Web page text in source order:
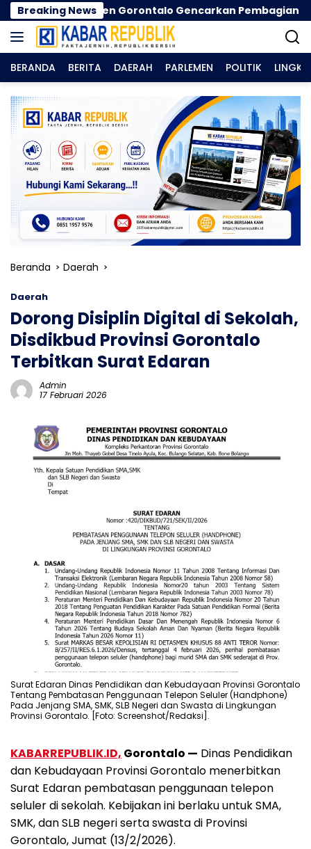
Langsung
ke
konten
Breaking News
Gorontalo Gencarkan Pembagian Masker
BERANDA BERITA DAERAH PARLEMEN POLITIK
Beranda Daerah
Daerah
Dorong Disiplin Digital di Sekolah,
Disdikbud Provinsi Gorontalo
Terbitkan Surat Edaran
Admin
17 Februari 2026
Surat Edaran Dinas Pendidikan dan Kebudayaan Provinsi Gorontalo
Tentang Pembatasan Penggunaan Telepon Seluler (Handphone)
Pada Jenjang SMA, SMK, SLB Negeri dan Swasta di Lingkungan
Provinsi Gorontalo. [Foto: Screenshot/Redaksi].
KABARREPUBLIK.ID, Gorontalo — Dinas Pendidikan
dan Kebudayaan Provinsi Gorontalo menerbitkan
Surat Edaran pembatasan penggunaan telepon
seluler di sekolah. Kebijakan ini berlaku untuk SMA,
SMK, dan SLB negeri serta swasta di Provinsi
Gorontalo, Jumat (13/2/2026).